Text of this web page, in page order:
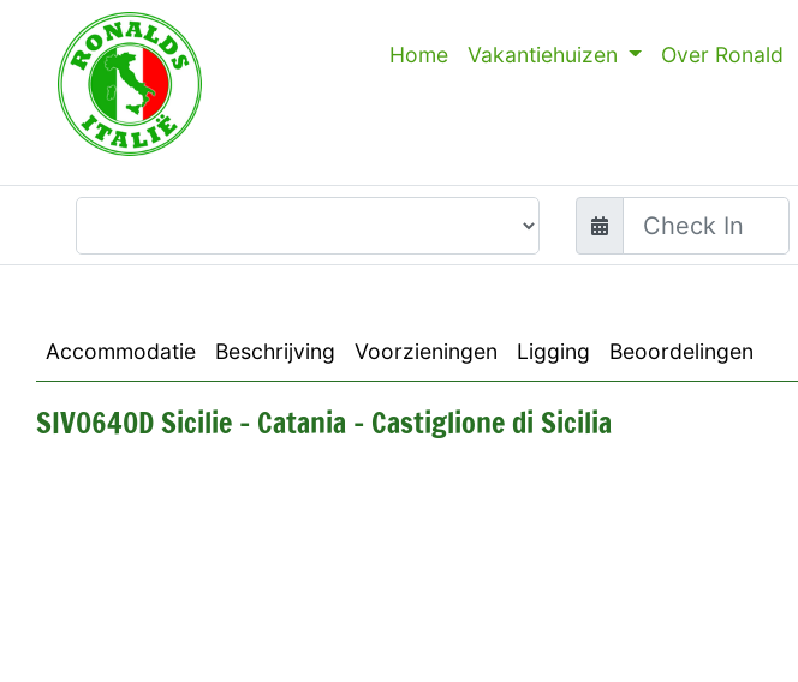
Home Vakantiehuizen Over Ronald
wilt u heen?
Accommodatie Beschrijving Voorzieningen Ligging Beoordelingen
SIV0640D Sicilie - Catania - Castiglione di Sicilia